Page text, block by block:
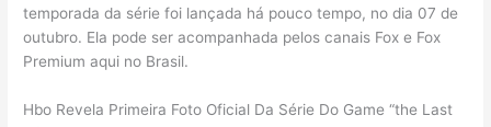
temporada da série foi lançada há pouco tempo, no dia 07 de
outubro. Ela pode ser acompanhada pelos canais Fox e Fox
Premium aqui no Brasil.
Hbo Revela Primeira Foto Oficial Da Série Do Game “the Last